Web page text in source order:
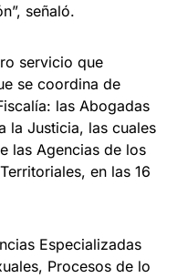
señaló.
servicio que
se coordina de
las Abogadas
la Justicia, las cuales
las Agencias de los
en las 16
Especializadas
Procesos de lo